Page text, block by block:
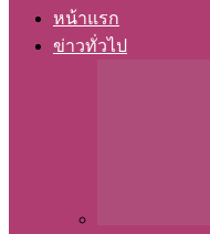
หน้าแรก
ข่าวทั่วไป